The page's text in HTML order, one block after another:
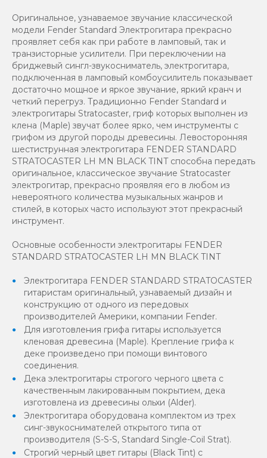
Оригинальное, узнаваемое звучание классической
модели Fender Standard Электрогитара прекрасно
проявляет себя как при работе в ламповый, так и
транзисторные усилители. При переключении на
бриджевый сингл-звукосниматель, электрогитара,
подключенная в ламповый комбоусилитель показывает
достаточно мощное и яркое звучание, яркий кранч и
четкий перегруз. Традиционно Fender Standard и
электрогитары Stratocaster, гриф которых выполнен из
клена (Maple) звучат более ярко, чем инструменты с
грифом из другой породы древесины. Левосторонняя
шестиструнная электрогитара FENDER STANDARD
STRATOCASTER LH MN BLACK TINT способна передать
оригинальное, классическое звучание Stratocaster
электрогитар, прекрасно проявляя его в любом из
невероятного количества музыкальных жанров и
стилей, в которых часто используют этот прекрасный
инструмент.
Основные особенности электрогитары FENDER
STANDARD STRATOCASTER LH MN BLACK TINT
Электрогитара FENDER STANDARD STRATOCASTER
гитаристам оригинальный, узнаваемый дизайн и
конструкцию от одного из передовых
производителей Америки, компании Fender.
Для изготовления грифа гитары используется
кленовая древесина (Maple). Крепление грифа к
деке произведено при помощи винтового
соединения.
Дека электрогитары строгого черного цвета с
качественным лакированным покрытием, дека
изготовлена из древесины ольхи (Alder).
Электрогитара оборудована комплектом из трех
синг-звукоснимателей открытого типа от
производителя (S-S-S, Standard Single-Coil Strat).
Строгий черный цвет гитары (Black Tint) с